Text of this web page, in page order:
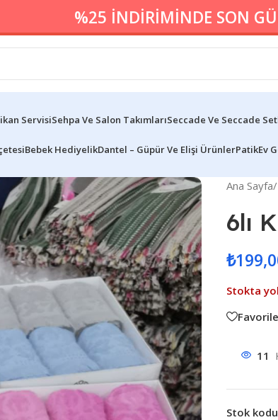
%25 İNDİRİMİNDE SON
ServisiSehpa Ve Salon TakımlarıSeccade Ve Seccade
Bebek HediyelikDantel – Güpür Ve Elişi ÜrünlerPatikEv
Ana Sayfa/
6lı
₺
Stokta
11
Stok